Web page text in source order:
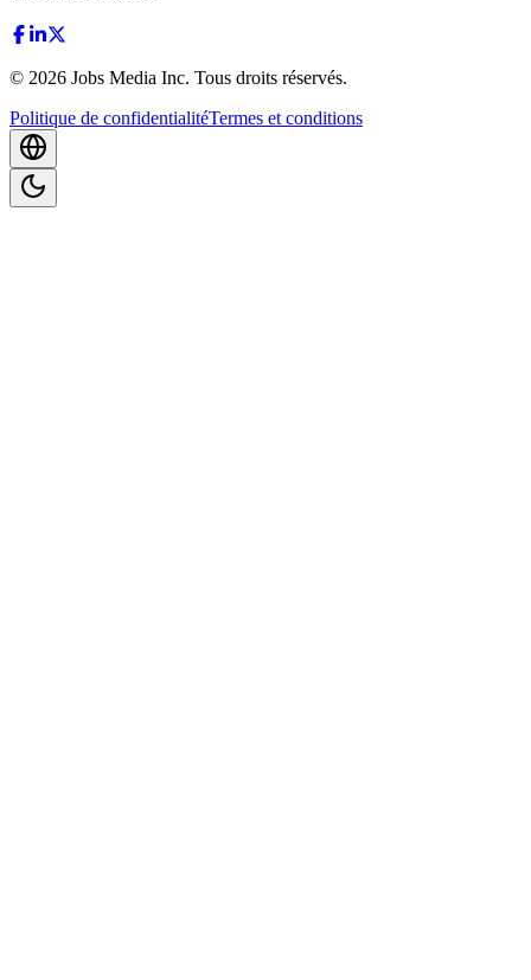
© 2026 Jobs Media Inc. Tous droits réservés.
Politique de confidentialitéTermes et conditions